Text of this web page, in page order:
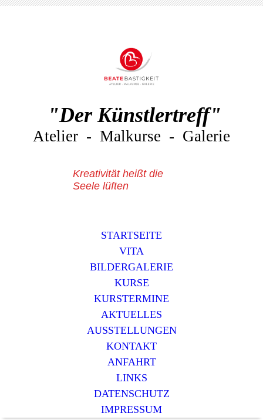
"Der Künstlertreff"
Atelier - Malkurse - Galerie
Kreativität heißt die
Seele lüften
STARTSEITE
VITA
BILDERGALERIE
KURSE
KURSTERMINE
AKTUELLES
AUSSTELLUNGEN
KONTAKT
ANFAHRT
LINKS
DATENSCHUTZ
IMPRESSUM